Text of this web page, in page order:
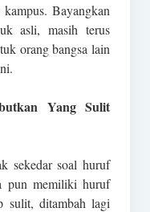
Bayangkan
asli, masih terus
orang bangsa lain
Yang Sulit
sekedar soal huruf
pun memiliki huruf
sulit, ditambah lagi